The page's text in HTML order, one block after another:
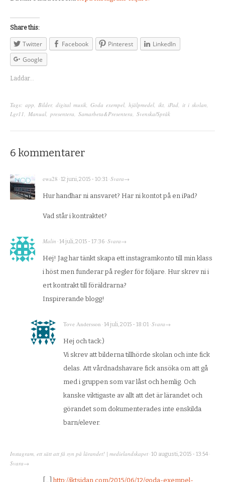
Share this:
Twitter Facebook Pinterest
LinkedIn
Google
Laddar...
Tags: app Bilder, digital musik Goda exempel hjälpmedel ikt iPad it i skolan
Lgr11
Manual presentera Samarbeta&Presentera Svenska/Språk
6 kommentarer
ewa28 ·12 juni, 2015 - 10:31 ·Svara→
Hur handhar ni ansvaret? Har ni kontot på en iPad?
Vad står i kontraktet?
Malin ·14 juli, 2015 - 17:36 ·Svara→
Hej! Jag har tänkt skapa ett instagramkonto till min klass
i höst men funderar på regler för följare. Hur skrev ni i
ert kontrakt till föräldrarna?
Inspirerande blogg!
Tove Andersson ·14 juli, 2015 - 18:01 ·Svara→
Hej och tack:)
Vi skrev att bilderna tillhörde skolan och inte fick
delas. Att vårdnadshavare fick ansöka om att gå
med i gruppen som var låst och hemlig. Och
kanske viktigaste av allt att det är lärandet och
görandet som dokumenterades inte enskilda
barn/elever.
Instagram, ett sätt att få syn på lärandet! | medielandskapet ·10 augusti, 2015 - 13:54 ·
Svara→
http://iktsidan.com/2015/06/12/goda-exempel-